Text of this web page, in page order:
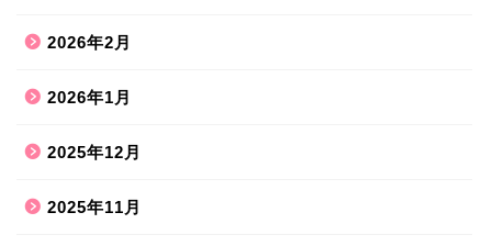
2026年2月
2026年1月
2025年12月
2025年11月